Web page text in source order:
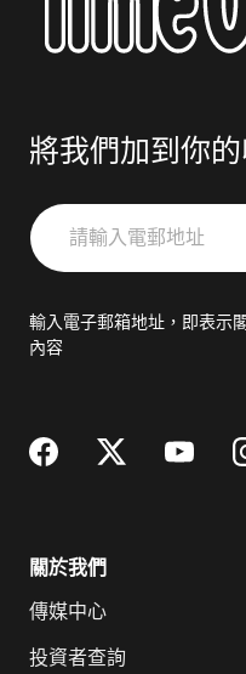
將我們加到你
請
輸
郵
輸入電子郵箱地址，即表示
內容
關於我們
傳媒中心
投資者查詢